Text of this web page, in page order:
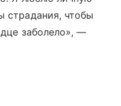
страдания, чтобы
заболело», —